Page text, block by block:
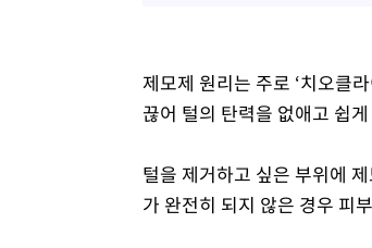
제모제 원리는 주로 ‘치오클
끊어 털의 탄력을 없애고 쉽
털을 제거하고 싶은 부위에
가 완전히 되지 않은 경우 피